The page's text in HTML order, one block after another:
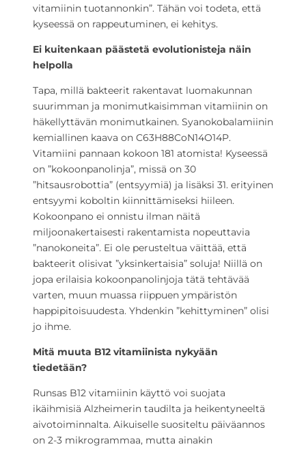
vitamiinin tuotannonkin”. Tähän voi todeta, että
kyseessä on rappeutuminen, ei kehitys.
Ei kuitenkaan päästetä evolutionisteja näin
helpolla
Tapa, millä bakteerit rakentavat luomakunnan
suurimman ja monimutkaisimman vitamiinin on
häkellyttävän monimutkainen. Syanokobalamiinin
kemiallinen kaava on C63H88CoN14O14P.
Vitamiini pannaan kokoon 181 atomista! Kyseessä
on ”kokoonpanolinja”, missä on 30
”hitsausrobottia” (entsyymiä) ja lisäksi 31. erityinen
entsyymi koboltin kiinnittämiseksi hiileen.
Kokoonpano ei onnistu ilman näitä
miljoonakertaisesti rakentamista nopeuttavia
”nanokoneita”. Ei ole perusteltua väittää, että
bakteerit olisivat ”yksinkertaisia” soluja! Niillä on
jopa erilaisia kokoonpanolinjoja tätä tehtävää
varten, muun muassa riippuen ympäristön
happipitoisuudesta. Yhdenkin ”kehittyminen” olisi
jo ihme.
Mitä muuta B12 vitamiinista nykyään
tiedetään?
Runsas B12 vitamiinin käyttö voi suojata
ikäihmisiä Alzheimerin taudilta ja heikentyneeltä
aivotoiminnalta. Aikuiselle suositeltu päiväannos
on 2-3 mikrogrammaa, mutta ainakin